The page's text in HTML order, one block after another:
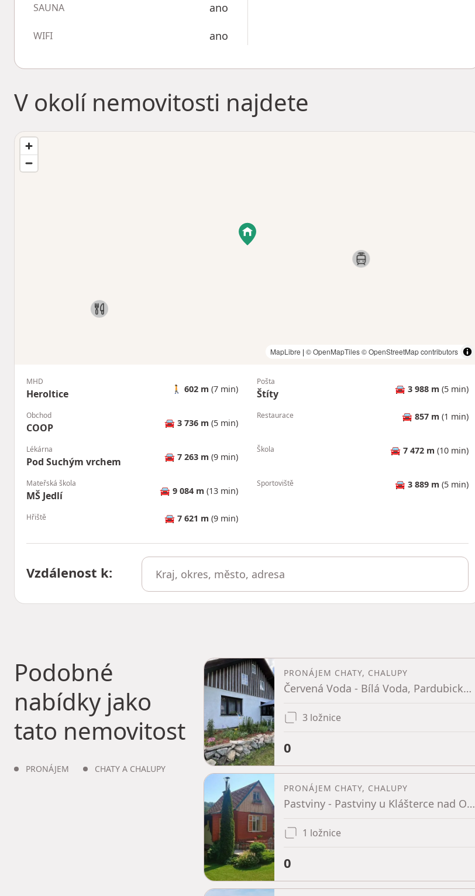
SAUNA ano
WIFI ano
V okolí nemovitosti najdete
MapLibre | © OpenMapTiles© OpenStreetMap contributors
MHD
Heroltice 🚶 602 m (7 min)
Pošta
Štíty 🚘 3 988 m (5 min)
Obchod
COOP 🚘 3 736 m (5 min)
Restaurace 🚘 857 m (1 min)
Lékárna
Pod Suchým vrchem 🚘 7 263 m (9 min)
Škola 🚘 7 472 m (10 min)
Mateřská škola
MŠ Jedlí 🚘 9 084 m (13 min)
Sportoviště 🚘 3 889 m (5 min)
Hřiště 🚘 7 621 m (9 min)
Vzdálenost k:
Podobné
nabídky jako
tato nemovitost
PRONÁJEM CHATY A CHALUPY
PRONÁJEM CHATY, CHALUPY
Červená Voda - Bílá Voda, Pardubický kraj
3 ložnice
0
PRONÁJEM CHATY, CHALUPY
Pastviny - Pastviny u Klášterce nad Orlicí, Pardubický kraj
1 ložnice
0